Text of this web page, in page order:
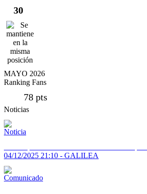
30
MAYO 2026
Ranking Fans
78 pts
Noticias
04/12/2025 21:10 - GALILEA